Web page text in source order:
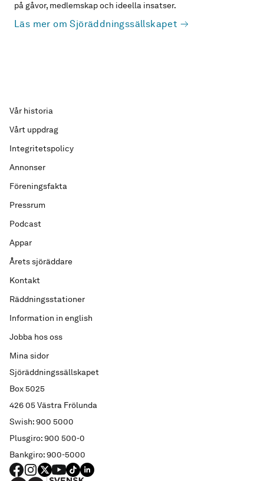
på gåvor, medlemskap och ideella insatser.
Läs mer om Sjöräddningssällskapet
Sjöräddningssällskapet
Box 5025
426 05 Västra Frölunda
Swish: 900 5000
Plusgiro: 900 500-0
Bankgiro: 900-5000
Vår historia
Vårt uppdrag
Integritetspolicy
Annonser
Föreningsfakta
Pressrum
Podcast
Appar
Årets sjöräddare
Kontakt
Räddningsstationer
Information in english
Jobba hos oss
Mina sidor
FACEBOOK
Instagram
X YouTube
TIKTOKLINKED IN